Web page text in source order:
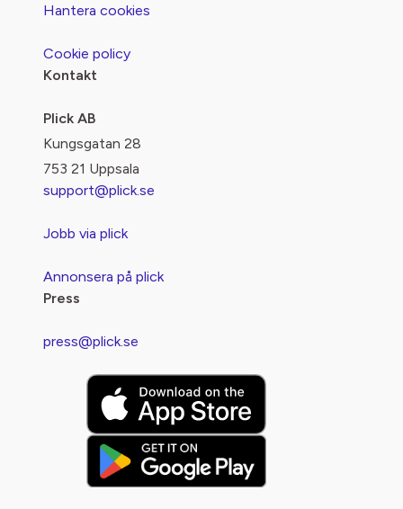
Hantera cookies
Cookie policy
Kontakt
Plick AB
Kungsgatan 28
753 21 Uppsala
support@plick.se
Jobb via plick
Annonsera på plick
Press
press@plick.se